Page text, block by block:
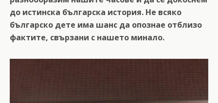
до истинска българска история. Не всяко
българско дете има шанс да опознае отблизо
фактите, свързани с нашето минало.